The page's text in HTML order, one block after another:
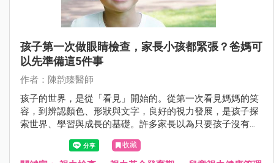
孩子第一次做眼睛檢查，家長小孩都緊張？爸媽可
以先準備這5件事
作者：陳韵臻醫師
孩子的世界，是從「看見」開始的。從第一次看見媽媽的笑
容，到辨認顏色、形狀與文字，良好的視力發展，是孩子探
索世界、學習與成長的基礎。許多家長以為只要孩子沒有揉
眼、沒說看不清楚，就代表視力沒問題，但事實上，許多視
力異常在幼兒時期沒有明顯症狀，卻可能悄悄影響孩子的一
收藏